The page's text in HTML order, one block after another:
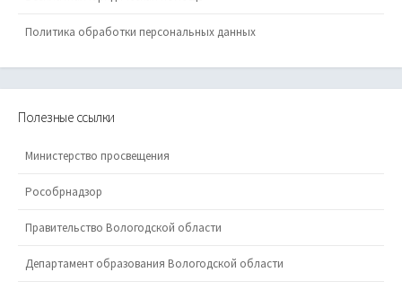
Политика обработки персональных данных
Полезные ссылки
Министерство просвещения
Рособрнадзор
Правительство Вологодской области
Департамент образования Вологодской области